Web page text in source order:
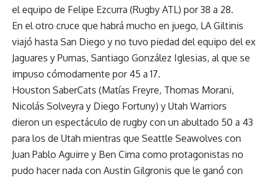
el equipo de Felipe Ezcurra (Rugby ATL) por 38 a 28.
En el otro cruce que habrá mucho en juego, LA Giltinis
viajó hasta San Diego y no tuvo piedad del equipo del ex
Jaguares y Pumas, Santiago González Iglesias, al que se
impuso cómodamente por 45 a 17.
Houston SaberCats (Matías Freyre, Thomas Morani,
Nicolás Solveyra y Diego Fortuny) y Utah Warriors
dieron un espectáculo de rugby con un abultado 50 a 43
para los de Utah mientras que Seattle Seawolves con
Juan Pablo Aguirre y Ben Cima como protagonistas no
pudo hacer nada con Austin Gilgronis que le ganó con